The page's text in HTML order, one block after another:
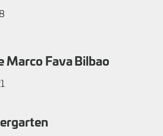
Marco Fava Bilbao